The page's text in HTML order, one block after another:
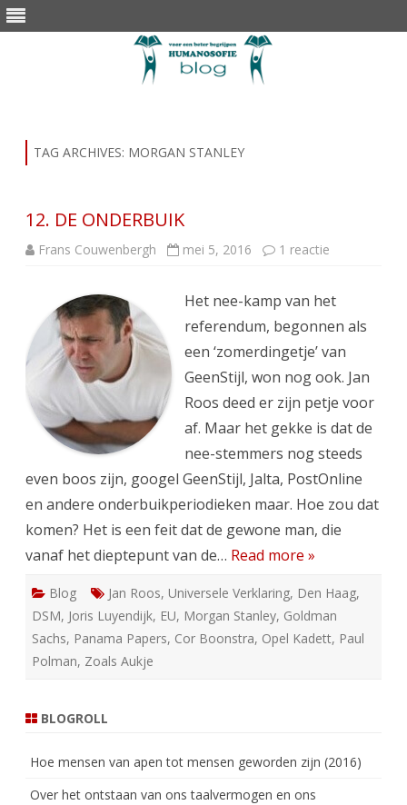
TAG ARCHIVES: MORGAN STANLEY
12. DE ONDERBUIK
Frans Couwenbergh mei 5, 2016 1 reactie
Het nee-kamp van het
referendum, begonnen als
een ‘zomerdingetje’ van
GeenStijl, won nog ook. Jan
Roos deed er zijn petje voor
af. Maar het gekke is dat de
nee-stemmers nog steeds
even boos zijn, googel GeenStijl, Jalta, PostOnline
en andere onderbuikperiodieken maar. Hoe zou dat
komen? Het is een feit dat de gewone man, die
vanaf het dieptepunt van de… Read more »
Blog Jan Roos, Universele Verklaring, Den Haag,
DSM, Joris Luyendijk, EU, Morgan Stanley, Goldman
Sachs, Panama Papers, Cor Boonstra, Opel Kadett, Paul
Polman, Zoals Aukje
BLOGROLL
Hoe mensen van apen tot mensen geworden zijn (2016)
Over het ontstaan van ons taalvermogen en ons